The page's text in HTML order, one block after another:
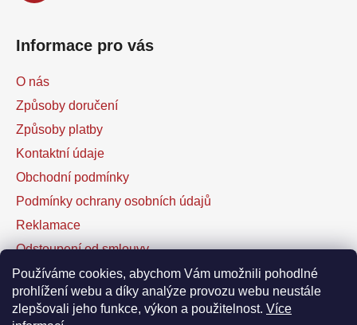
Používáme cookies, abychom Vám umožnili pohodlné
prohlížení webu a díky analýze provozu webu neustále
zlepšovali jeho funkce, výkon a použitelnost. Více
Informace pro vás
O nás
Způsoby doručení
Způsoby platby
Kontaktní údaje
Obchodní podmínky
Podmínky ochrany osobních údajů
Reklamace
Odstoupení od smlouvy
Kontaktní formulář